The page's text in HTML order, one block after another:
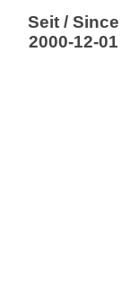
Seit / Since
2000-12-01